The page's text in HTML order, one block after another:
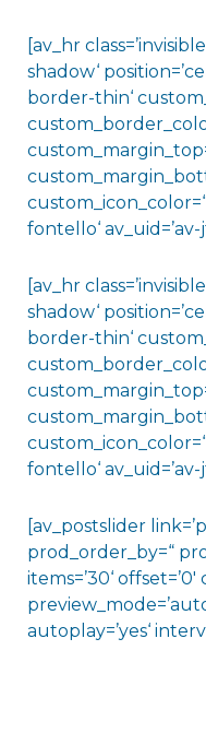
[av_hr
shadow‘
border-thin‘
fontello‘
[av_hr
shadow‘
border-thin‘
fontello‘
[av_postslider
prod_order_by=“
items=’30‘
autoplay=’yes‘